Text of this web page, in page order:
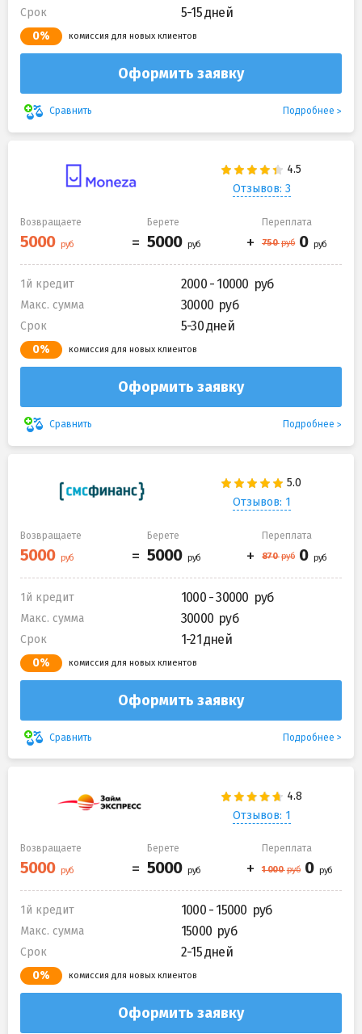
Срок 5-15 дней
0% комиссия для новых клиентов
Оформить заявку
Сравнить Подробнее
Отзывов: 3
Возвращаете Берете Переплата
1й кредит 2000 - 10000
Макс. сумма 30000
Срок 5-30 дней
0% комиссия для новых клиентов
Оформить заявку
Сравнить Подробнее
Отзывов: 1
Возвращаете Берете Переплата
1й кредит 1000 - 30000
Макс. сумма 30000
Срок 1-21 дней
0% комиссия для новых клиентов
Оформить заявку
Сравнить Подробнее
Отзывов: 1
Возвращаете Берете Переплата
1й кредит 1000 - 15000
Макс. сумма 15000
Срок 2-15 дней
0% комиссия для новых клиентов
Оформить заявку